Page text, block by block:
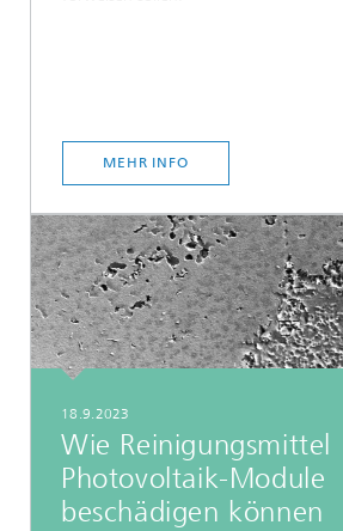
MEHR INFO
18.9.2023
Wie Reinigungsmittel
Photovoltaik-Module
beschädigen können